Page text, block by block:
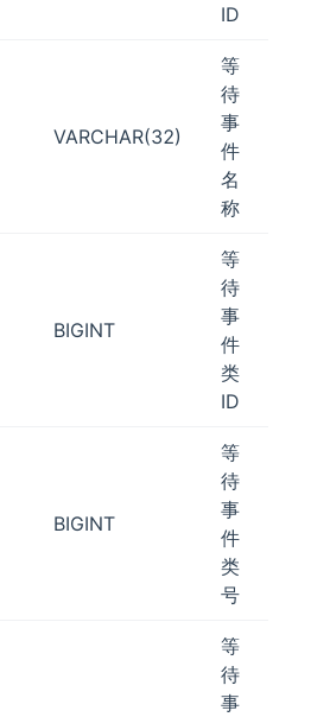
ID
VARCHAR(32)
等
待
事
件
名
称
BIGINT
等
待
事
件
类
ID
BIGINT
等
待
事
件
类
号
等
待
事